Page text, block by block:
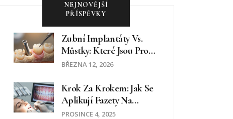
NEJNOVĚJŠÍ
PŘÍSPĚVKY
Zubní Implantáty Vs.
Můstky: Které Jsou Pro
Vás Lepší?
BŘEZNA 12, 2026
Krok Za Krokem: Jak Se
Aplikují Fazety Na
Přední Zuby
PROSINCE 4, 2025